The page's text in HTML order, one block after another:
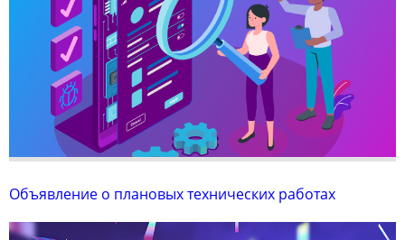
Объявление о плановых технических работах